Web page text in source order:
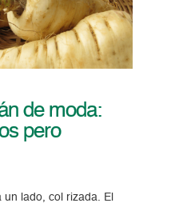
de moda:
pero
lado, col rizada. El